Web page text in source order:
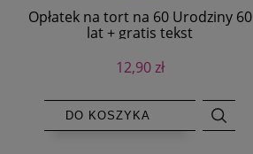
Opłatek na tort na 60 Urodziny 60
lat + gratis tekst
12,90 zł
DO KOSZYKA